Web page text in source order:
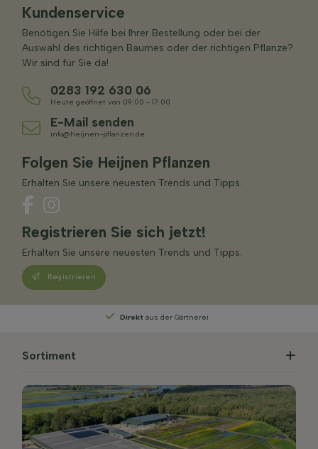
Kundenservice
Benötigen Sie Hilfe bei Ihrer Bestellung oder bei der
Auswahl des richtigen Baumes oder der richtigen Pflanze?
Wir sind für Sie da!
0283 192 630 06
Heute geöffnet von 09:00 - 17:00
E-Mail senden
info@heijnen-pflanzen.de
Folgen Sie Heijnen Pflanzen
Erhalten Sie unsere neuesten Trends und Tipps.
Registrieren Sie sich jetzt!
Erhalten Sie unsere neuesten Trends und Tipps.
Registrieren
Persönliche Beratung
Sortiment